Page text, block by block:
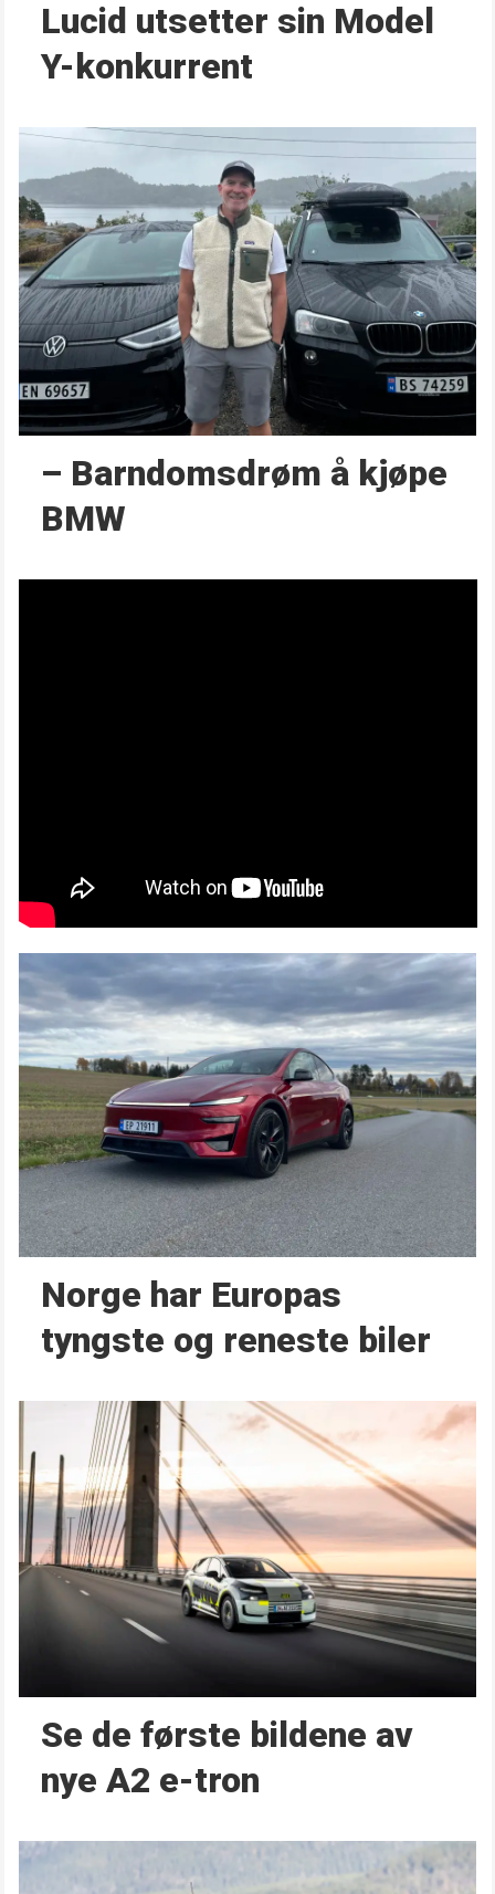
Lucid utsetter sin Model
Y-konkurrent
– Barndoms­drøm å kjøpe
BMW
Norge har Europas
tyngste og reneste biler
Se de første bildene av
nye A2 e-tron